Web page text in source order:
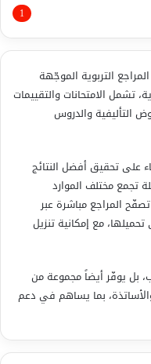
1
التربوية الموجّهة
تشمل الامتحانات والتقييمات
التأليفية والدروس
على تحقيق أفضل النتائج
تجمع مختلف الموارد
المراجع مباشرة عبر
مع إمكانية تنزيل
بل يوفّر أيضاً مجموعة من
والأساتذة، بما يساهم في دعم